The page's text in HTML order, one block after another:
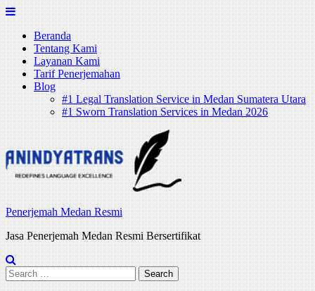
Skip
to
contentBeranda
Tentang Kami
Layanan Kami
Tarif Penerjemahan
Blog
#1 Legal Translation Service in Medan Sumatera Utara
#1 Sworn Translation Services in Medan 2026
Penerjemah Medan Resmi
Jasa Penerjemah Medan Resmi Bersertifikat
Search
for: